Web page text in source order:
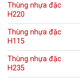
Thùng nhựa đặc
H220
Thùng nhựa đặc
H115
Thùng nhựa đặc
H235